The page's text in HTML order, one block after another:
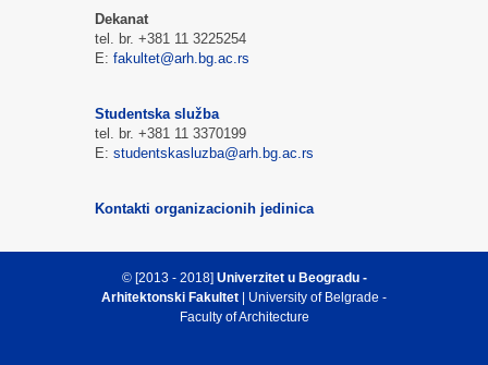
Dekanat
tel. br. +381 11 3225254
E: fakultet@arh.bg.ac.rs
Studentska služba
tel. br. +381 11 3370199
E: studentskasluzba@arh.bg.ac.rs
Kontakti organizacionih jedinica
© [2013 - 2018] Univerzitet u Beogradu -
Arhitektonski Fakultet | University of Belgrade -
Faculty of Architecture